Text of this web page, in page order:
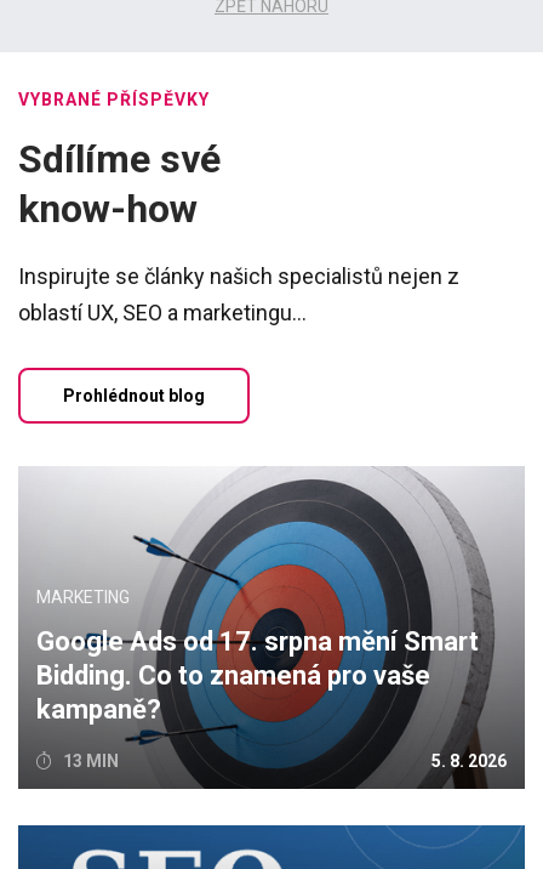
ZPĚT NAHORU
VYBRANÉ PŘÍSPĚVKY
Sdílíme své
know-how
Inspirujte se články našich specialistů nejen z
oblastí UX, SEO a marketingu...
Prohlédnout blog
MARKETING
Google Ads od 17. srpna mění Smart
Bidding. Co to znamená pro vaše
kampaně?
13 MIN 5. 8. 2026